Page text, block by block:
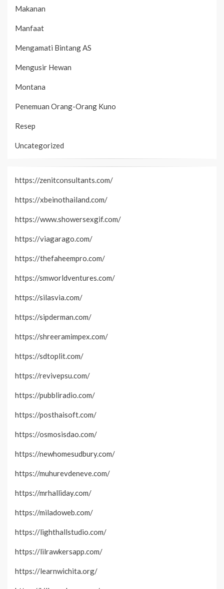
Makanan
Manfaat
Mengamati Bintang AS
Mengusir Hewan
Montana
Penemuan Orang-Orang Kuno
Resep
Uncategorized
https://zenitconsultants.com/
https://xbeinothailand.com/
https://www.showersexgif.com/
https://viagarago.com/
https://thefaheempro.com/
https://smworldventures.com/
https://silasvia.com/
https://sipderman.com/
https://shreeramimpex.com/
https://sdtoplit.com/
https://revivepsu.com/
https://pubbliradio.com/
https://posthaisoft.com/
https://osmosisdao.com/
https://newhomesudbury.com/
https://muhurevdeneve.com/
https://mrhalliday.com/
https://miladoweb.com/
https://lighthallstudio.com/
https://lilrawkersapp.com/
https://learnwichita.org/